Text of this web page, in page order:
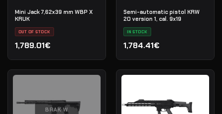
Mini Jack 7,62x39 mm WBP X
KRUK
OUT OF STOCK
1,789.01€
Semi-automatic pistol KRW
20 version 1, cal. 9x19
IN STOCK
1,784.41€
BRAK W